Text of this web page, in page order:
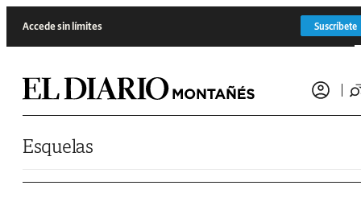
Accede sin límites Suscríbete
Esquelas